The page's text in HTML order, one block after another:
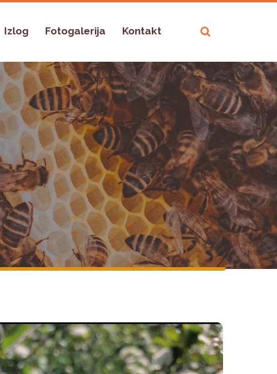
Izlog Fotogalerija Kontakt